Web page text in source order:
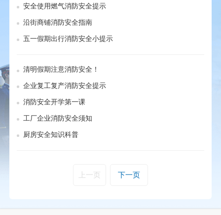
安全使用燃气消防安全提示
沿街商铺消防安全指南
五一假期出行消防安全小提示
清明假期注意消防安全！
企业复工复产消防安全提示
消防安全开学第一课
工厂企业消防安全须知
厨房安全知识科普
上一页 下一页